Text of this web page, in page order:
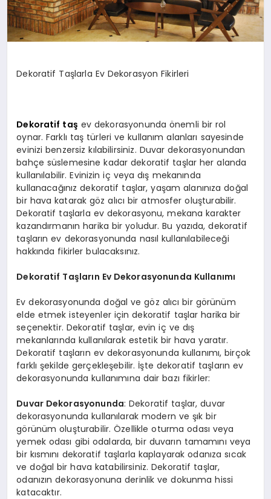
Dekoratif Taşlarla Ev Dekorasyon Fikirleri
Dekoratif taş ev dekorasyonunda önemli bir rol
oynar. Farklı taş türleri ve kullanım alanları sayesinde
evinizi benzersiz kılabilirsiniz. Duvar dekorasyonundan
bahçe süslemesine kadar dekoratif taşlar her alanda
kullanılabilir. Evinizin iç veya dış mekanında
kullanacağınız dekoratif taşlar, yaşam alanınıza doğal
bir hava katarak göz alıcı bir atmosfer oluşturabilir.
Dekoratif taşlarla ev dekorasyonu, mekana karakter
kazandırmanın harika bir yoludur. Bu yazıda, dekoratif
taşların ev dekorasyonunda nasıl kullanılabileceği
hakkında fikirler bulacaksınız.
Dekoratif Taşların Ev Dekorasyonunda Kullanımı
Ev dekorasyonunda doğal ve göz alıcı bir görünüm
elde etmek isteyenler için dekoratif taşlar harika bir
seçenektir. Dekoratif taşlar, evin iç ve dış
mekanlarında kullanılarak estetik bir hava yaratır.
Dekoratif taşların ev dekorasyonunda kullanımı, birçok
farklı şekilde gerçekleşebilir. İşte dekoratif taşların ev
dekorasyonunda kullanımına dair bazı fikirler:
Duvar Dekorasyonunda: Dekoratif taşlar, duvar
dekorasyonunda kullanılarak modern ve şık bir
görünüm oluşturabilir. Özellikle oturma odası veya
yemek odası gibi odalarda, bir duvarın tamamını veya
bir kısmını dekoratif taşlarla kaplayarak odanıza sıcak
ve doğal bir hava katabilirsiniz. Dekoratif taşlar,
odanızın dekorasyonuna derinlik ve dokunma hissi
katacaktır.